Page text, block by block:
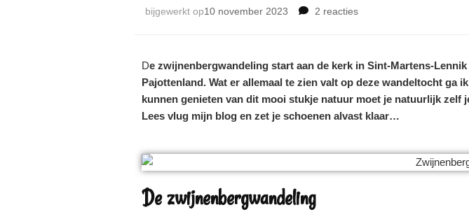
bijgewerkt op10 november 2023 2 reacties
De zwijnenbergwandeling start aan de kerk in Sint-Martens-
Pajottenland. Wat er allemaal te zien valt op deze wandeltocht ga
kunnen genieten van dit mooi stukje natuur moet je natuurlijk zelf
Lees vlug mijn blog en zet je schoenen alvast klaar…
De zwijnenbergwandeling